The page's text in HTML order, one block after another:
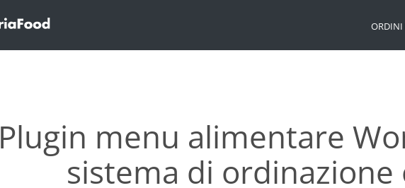
ORDINI
Plugin menu alimentare
sistema di ordinazione